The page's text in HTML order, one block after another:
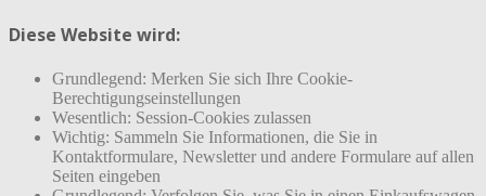
Diese Website wird:
Grundlegend: Merken Sie sich Ihre Cookie-
Berechtigungseinstellungen
Wesentlich: Session-Cookies zulassen
Wichtig: Sammeln Sie Informationen, die Sie in
Kontaktformulare, Newsletter und andere Formulare auf allen
Seiten eingeben